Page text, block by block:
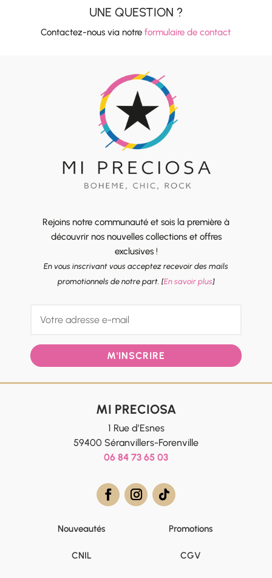
UNE QUESTION ?
Contactez-nous via notreformulaire de contact
Rejoins notre communauté et sois la première à
découvrir nos nouvelles collections et offres
exclusives !
En vous inscrivant vous acceptez recevoir des mails
promotionnels de notre part. [En savoir plus]
M'INSCRIRE
MI PRECIOSA
1 Rue d’Esnes
59400 Séranvillers-Forenville
06 84 73 65 03
Nouveautés Promotions
CNIL CGV